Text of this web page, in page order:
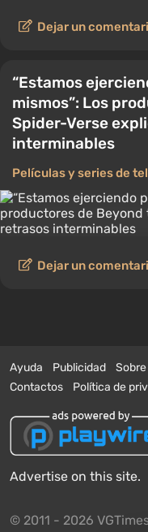
Dejar un
“Estamos
mismos”: Los
Spider-Verse
interminables
Películas y series de
Dejar un
Ayuda Publicidad
Contactos
Política de
Advertise on this site.
© 2011 - 2026